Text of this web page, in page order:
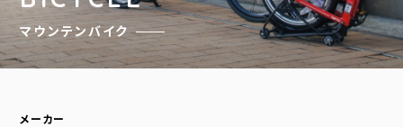
マウンテンバイク
メーカー